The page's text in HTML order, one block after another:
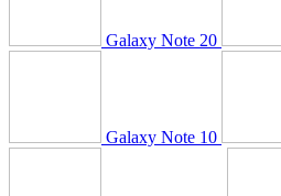
Galaxy Note 20
Galaxy Note 10